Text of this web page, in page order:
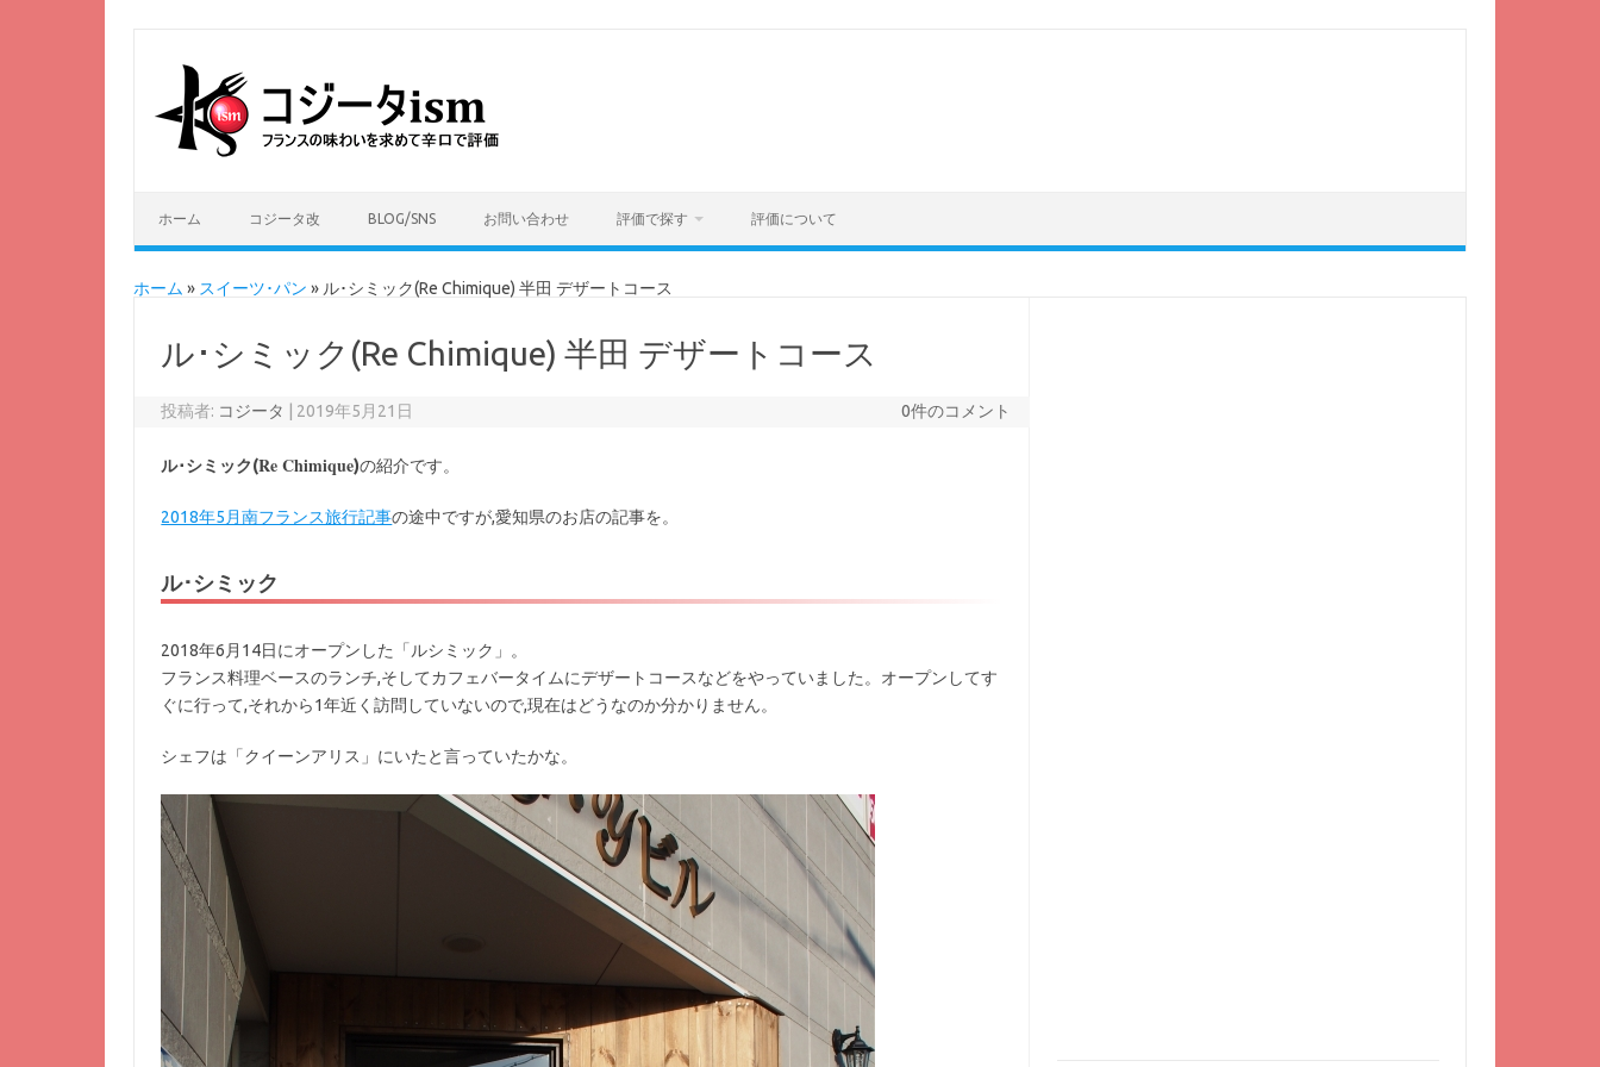
ホーム コジータ改 BLOG/SNS お問い合わせ 評価で探す 評価について
ホーム » スイーツ･パン » ル･シミック(Re Chimique) 半田 デザートコース
ル･シミック(Re Chimique) 半田 デザートコース
投稿者: コジータ 2019年5月21日 0件のコメント
ル･シミック(Re Chimique)の紹介です。
2018年5月南フランス旅行記事の途中ですが,愛知県のお店の記事を。
ル･シミック
2018年6月14日にオープンした「ルシミック」。
フランス料理ベースのランチ,そしてカフェバータイムにデザートコースなどをやっていました。オープンしてす
ぐに行って,それから1年近く訪問していないので,現在はどうなのか分かりません。
シェフは「クイーンアリス」にいたと言っていたかな。